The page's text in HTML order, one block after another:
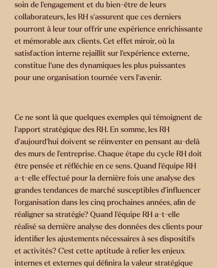
soin de l’engagement et du bien-être de leurs
collaborateurs, les RH s’assurent que ces derniers
pourront à leur tour offrir une expérience enrichissante
et mémorable aux clients. Cet effet miroir, où la
satisfaction interne rejaillit sur l’expérience externe,
constitue l’une des dynamiques les plus puissantes
pour une organisation tournée vers l’avenir.
Ce ne sont là que quelques exemples qui témoignent de
l’apport stratégique des RH. En somme, les RH
d’aujourd’hui doivent se réinventer en pensant au-delà
des murs de l’entreprise. Chaque étape du cycle RH doit
être pensée et réfléchie en ce sens. Quand l’équipe RH
a-t-elle effectué pour la dernière fois une analyse des
grandes tendances de marché susceptibles d’influencer
l’organisation dans les cinq prochaines années, afin de
réaligner sa stratégie? Quand l’équipe RH a-t-elle
réalisé sa dernière analyse des données des clients pour
identifier les ajustements nécessaires à ses dispositifs
et activités? C’est cette aptitude à relier les enjeux
internes et externes qui définira la valeur stratégique